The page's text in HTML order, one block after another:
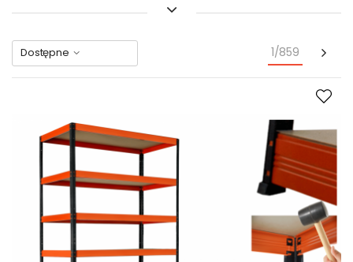
Widoczne z daleka różnice między regałami, umożliwiają
poszukiwanych towarów oraz ich właściwe sortowanie.
Kolorowe regały metalowe
Helios, to estetyka i
funkcjonalność w jednym.
Nowoczesny, wciskowo - zatrzaskowy system montażu,
pozwala w krótkim czasie ustawić regały na wybranym
miejscu oraz precyzyjnie wyregulować odległości pomiędzy
kondygnacjami. To niezwykle istotne biorąc pod uwagę
różnorodne gabaryty przechowywanych w magazynach
przedmiotów. Standardowo wszystkie filary stojaków
wyposażone zostały w plastikowe buciki, chroniące posadzkę
na której stoją.
Dostępne 1/859